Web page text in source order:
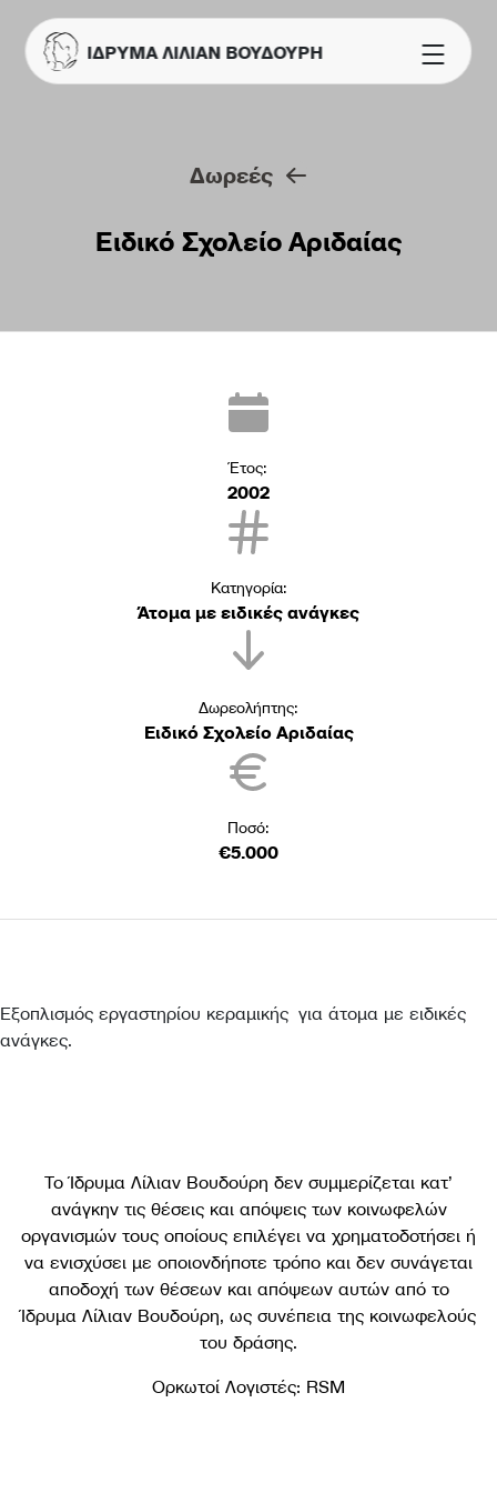
ΙΔΡΥΜΑ ΛΙΛΙΑΝ ΒΟΥΔΟΥΡΗ
Δωρεές
Ειδικό Σχολείο Αριδαίας
Έτος:
2002
Κατηγορία:
Άτομα με ειδικές ανάγκες
Δωρεολήπτης:
Ειδικό Σχολείο Αριδαίας
Ποσό:
€5.000
Εξοπλισμός εργαστηρίου κεραμικής για άτομα με ειδικές
ανάγκες.
Το Ίδρυμα Λίλιαν Βουδούρη δεν συμμερίζεται κατ’
ανάγκην τις θέσεις και απόψεις των κοινωφελών
οργανισμών τους οποίους επιλέγει να χρηματοδοτήσει ή
να ενισχύσει με οποιονδήποτε τρόπο και δεν συνάγεται
αποδοχή των θέσεων και απόψεων αυτών από το
Ίδρυμα Λίλιαν Βουδούρη, ως συνέπεια της κοινωφελούς
του δράσης.
Ορκωτοί Λογιστές: RSM